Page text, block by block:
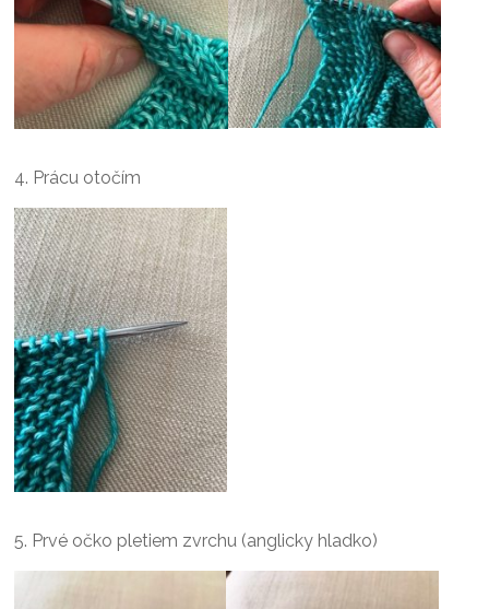
4. Prácu otočím
5. Prvé očko pletiem zvrchu (anglicky hladko)